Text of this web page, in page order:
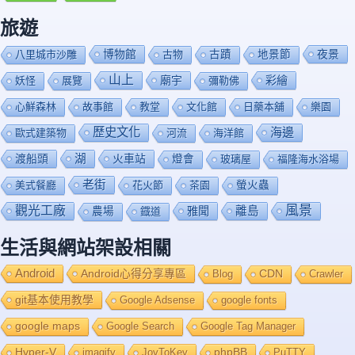
旅遊
八里城市沙雕 博物館 古物 古蹟 地景節 夜景
妖怪 展覽 山上 廟宇 彌勒佛 彩繪
心鮮森林 故事館 教堂 文化館 日藥本舖 樂園
歐式建築物 歷史文化 河流 海洋館 海邊
渡船頭 湖 火車站 燈會 玻璃屋 福隆海水浴場
美式餐廳 老街 花火節 茶園 螢火蟲
觀光工廠 農場 鐡道 雅聞 離島 風景
生活與網站架設相關
Android Android心得分享專區 Blog CDN Crawler
git基本使用教學 Google Adsense google fonts
google maps Google Search Google Tag Manager
Hyper-V imagify JoyToKey phpBB PuTTY